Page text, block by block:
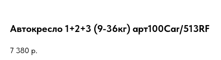
Автокресло 1+2+3 (9-36кг) арт100Car/513RF
7 380 р.